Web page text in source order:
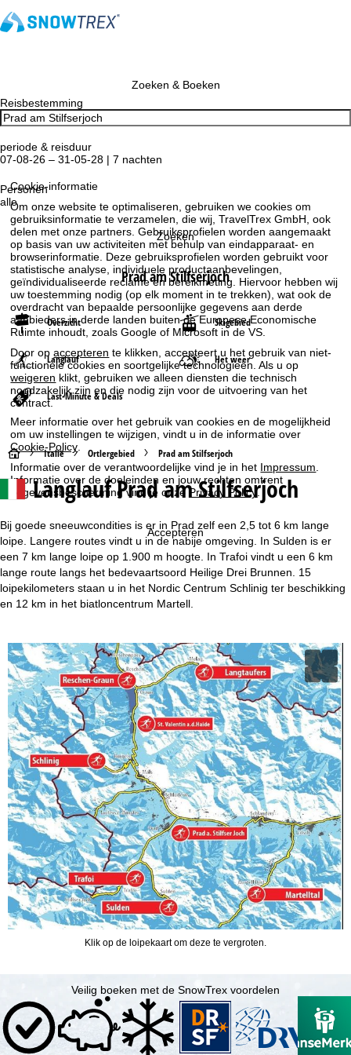
Cookie-informatie
Om onze website te optimaliseren, gebruiken we cookies om
gebruiksinformatie te verzamelen, die wij, TravelTrex GmbH, ook
delen met onze partners. Gebruiksprofielen worden aangemaakt
op basis van uw activiteiten met behulp van eindapparaat- en
browserinformatie. Deze gebruiksprofielen worden gebruikt voor
statistische analyse, individuele productaanbevelingen,
geïndividualiseerde reclame en bereikmeting. Hiervoor hebben wij
uw toestemming nodig (op elk moment in te trekken), wat ook de
overdracht van bepaalde persoonlijke gegevens aan derde
aanbieders in derde landen buiten de Europese Economische
Ruimte inhoudt, zoals Google of Microsoft in de VS.
Door opaccepteren te klikken, accepteert u het gebruik van niet-
functionele cookies en soortgelijke technologieën. Als u op
weigeren klikt, gebruiken we alleen diensten die technisch
noodzakelijk zijn en die nodig zijn voor de uitvoering van het
contract.
Meer informatie over het gebruik van cookies en de mogelijkheid
om uw instellingen te wijzigen, vindt u in de informatie over
Cookie-Policy
Informatie over de verantwoordelijke vind je in het Impressum
Informatie over de doeleinden en jouw rechten omtrent
gegevensbescherming vind je onzePrivacy Policy.
Accepteren
Zoeken & Boeken
Reisbestemming
periode & reisduur
07-08-26 – 31-05-28 | 7 nachten
Personen
alle
Zoeken
Prad am Stilfserjoch
Overzicht Skigebied
Langlauf Het weer
Last-Minute & Deals
S
t
r
t
a
g
i
n
a
Italië Ortlergebied Prad am Stilfserjoch
Langlauf Prad am Stilfserjoch
Bij goede sneeuwcondities is er in Prad zelf een 2,5 tot 6 km lange
loipe. Langere routes vindt u in de nabije omgeving. In Sulden is er
een 7 km lange loipe op 1.900 m hoogte. In Trafoi vindt u een 6 km
lange route langs het bedevaartsoord Heilige Drei Brunnen. 15
loipekilometers staan u in het Nordic Centrum Schlinig ter beschikking
en 12 km in het biatloncentrum Martell.
Klik op de loipekaart om deze te vergroten.
Veilig boeken met de SnowTrex voordelen